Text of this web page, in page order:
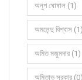
অনুপ ঘোষাল (1)
অমলেন্দু বিশ্বাস (1)
অমিত মজুমদার (1)
অমিতাভ সরকার (0)